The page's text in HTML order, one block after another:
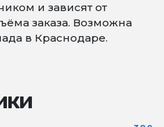
и зависят от
заказа. Возможна
в Краснодаре.